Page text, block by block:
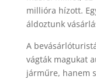
millióra hízott.
áldoztunk
A
vágták magukat
járműre, hanem